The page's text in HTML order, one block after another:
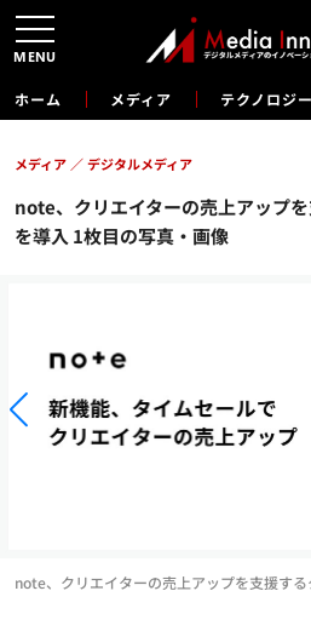
ホーム メディア テクノロジー
note、クリエイターの売上アップ
を導入 1枚目の写真・画像
メディア デジタルメディア
note、クリエイターの売上アップを支援す
MENU